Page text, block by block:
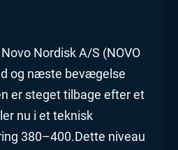
Nordisk A/S (NOVO
og næste bevægelse
er steget tilbage efter et
nu i et teknisk
380–400.Dette niveau